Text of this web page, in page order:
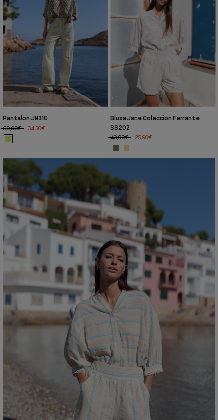
Pantalón JN310
69,00€
34,50€
Blusa Jane Colección Ferrante
SS202
43,00€
25,90€